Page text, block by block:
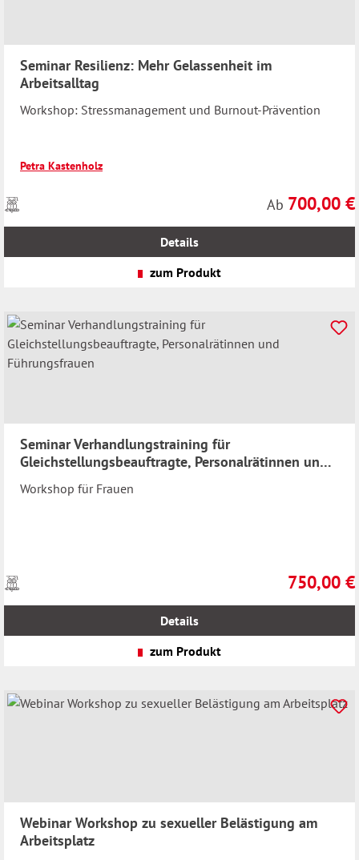
Seminar Resilienz: Mehr Gelassenheit im
Arbeitsalltag
Workshop: Stressmanagement und Burnout-Prävention
Petra Kastenholz
Regulärer
Ab 700,00 €
Preise
inkl.
Details
zum Produkt
Seminar Verhandlungstraining für
Gleichstellungsbeauftragte, Personalrätinnen und
Workshop für Frauen
Regulärer
750,00 €
Preise
inkl.
Details
zum Produkt
Webinar Workshop zu sexueller Belästigung am
Arbeitsplatz